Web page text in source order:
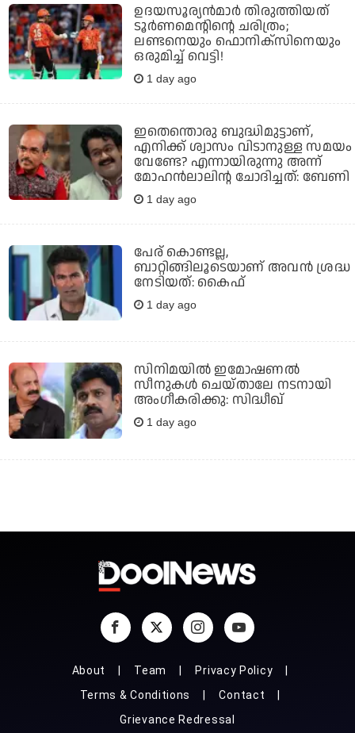
ഉദയസൂര്യന്‍മാര്‍ തിരുത്തിയത്
ടൂര്‍ണമെന്റിന്റെ ചരിത്രം;
ലണ്ടനെയും ഫൊനിക്‌സിനെയും
ഒരുമിച്ച് വെട്ടി!
1 day ago
ഇതെന്തൊരു ബുദ്ധിമുട്ടാണ്,
എനിക്ക് ശ്വാസം വിടാനുള്ള സമയം
വേണ്ടേ? എന്നായിരുന്നു അന്ന്
മോഹൻലാലിന്റ ചോദിച്ചത്: ബേണി
1 day ago
പേര് കൊണ്ടല്ല,
ബാറ്റിങ്ങിലൂടെയാണ് അവൻ ശ്രദ്ധ
നേടിയത്: കൈഫ്
1 day ago
സിനിമയിൽ ഇമോഷണൽ
സീനുകൾ ചെയ്‍താലേ നടനായി
അംഗീകരിക്കു: സിദ്ധീഖ്
1 day ago
About Team
Privacy Policy
Terms & Conditions
Contact
Grievance Redressal